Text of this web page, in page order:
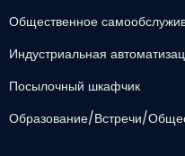
Общественное
Индустриальная
Посылочный шкафчик
Образование/Встречи/